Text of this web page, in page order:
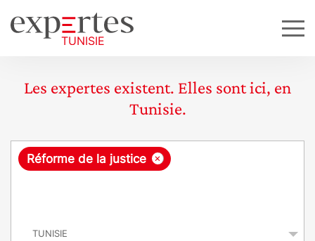
Les expertes existent. Elles sont ici, en
Tunisie.
R
×
Réforme de la justice